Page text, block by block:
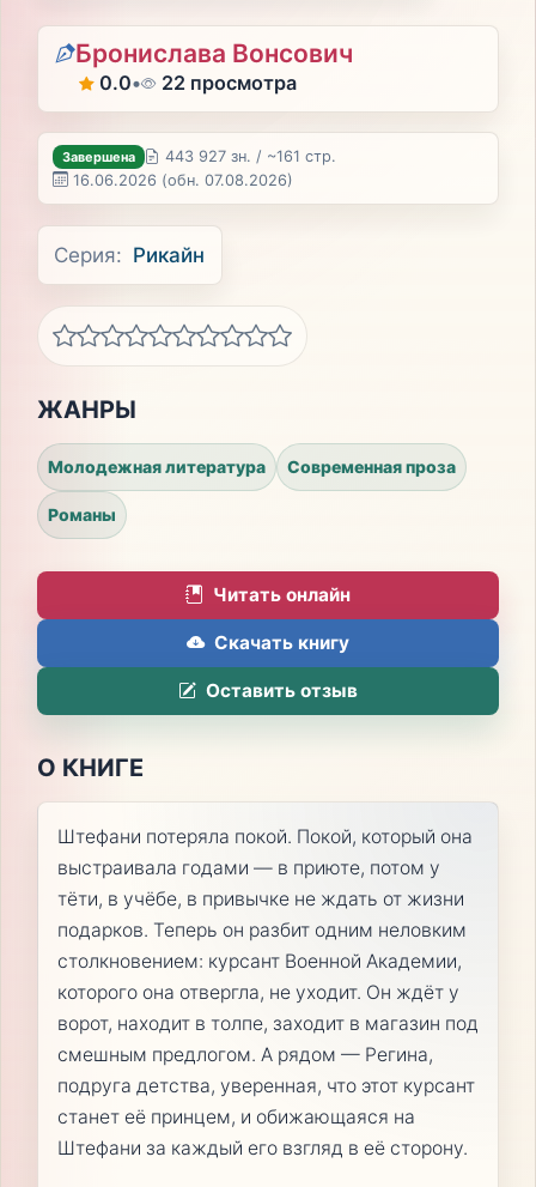
Бронислава Вонсович
0.0• 22 просмотра
Завершена
443 927 зн. / ~161 стр.
16.06.2026 (обн. 07.08.2026)
Серия: Рикайн
ЖАНРЫ
Молодежная литература Современная проза
Романы
Читать онлайн
Скачать книгу
Оставить отзыв
О КНИГЕ
Штефани потеряла покой. Покой, который она
выстраивала годами — в приюте, потом у
тёти, в учёбе, в привычке не ждать от жизни
подарков. Теперь он разбит одним неловким
столкновением: курсант Военной Академии,
которого она отвергла, не уходит. Он ждёт у
ворот, находит в толпе, заходит в магазин под
смешным предлогом. А рядом — Регина,
подруга детства, уверенная, что этот курсант
станет её принцем, и обижающаяся на
Штефани за каждый его взгляд в её сторону.